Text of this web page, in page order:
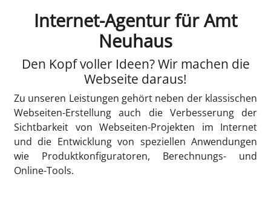
Internet-Agentur für Amt
Neuhaus
Den Kopf voller Ideen? Wir machen die
Webseite daraus!
Zu unseren Leistungen gehört neben der klassischen
Webseiten-Erstellung auch die Verbesserung der
Sichtbarkeit von Webseiten-Projekten im Internet
und die Entwicklung von speziellen Anwendungen
wie Produktkonfiguratoren, Berechnungs- und
Online-Tools.